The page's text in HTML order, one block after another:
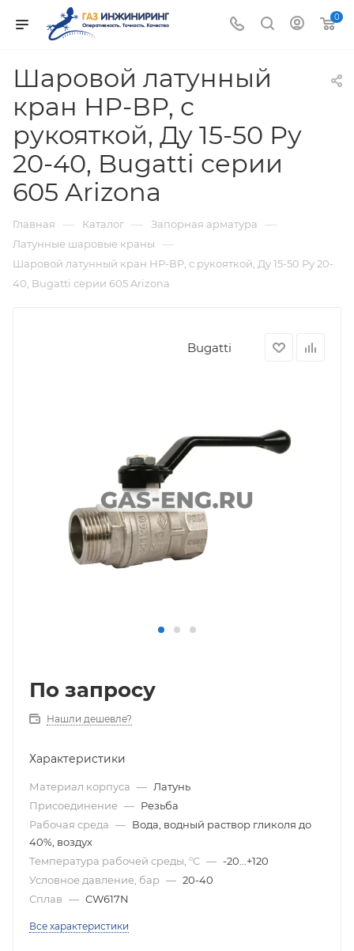
0
Шаровой латунный
кран НР-ВР, с
рукояткой, Ду 15-50 Ру
20-40, Bugatti серии
605 Arizona
Главная — Каталог — Запорная арматура —
Латунные шаровые краны —
Шаровой латунный кран НР-ВР, с рукояткой, Ду 15-50 Ру 20-
40, Bugatti серии 605 Arizona
Bugatti
По запросу
Нашли дешевле?
Характеристики
Материал корпуса — Латунь
Присоединение — Резьба
Рабочая среда — Вода, водный раствор гликоля до
40%, воздух
Температура рабочей среды, °C — -20...+120
Условное давление, бар — 20-40
Сплав — CW617N
Все характеристики